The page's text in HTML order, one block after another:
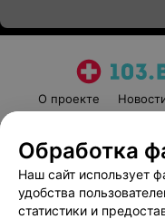
О проекте
Обработка
Наш сайт использует
удобства
статистики и